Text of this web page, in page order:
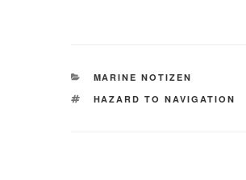
KATEGORIEN
MARINE NOTIZEN
SCHLAGWÖRTER
HAZARD TO NAVIGATION